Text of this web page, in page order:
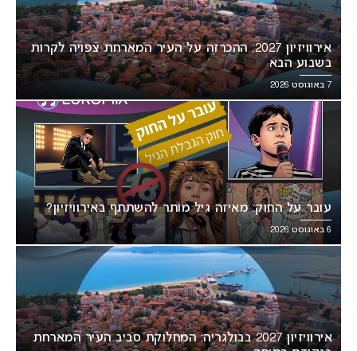
אירוויזיון 2027: ההכרזה על העיר המארחת צפויה לקרות
בשבוע הבא
7 באוגוסט 2026
עובר על החוק: מאיזה גיל מותר להשתתף באירוויזיון?
6 באוגוסט 2026
אירוויזיון 2027 בבולגריה: המחלוקת סביב העיר המארחת